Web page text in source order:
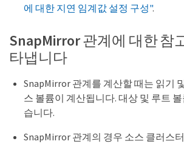
에 대한 지연 임계값 설정 구성".
SnapMirror 관계에 대한 참
타냅니다
SnapMirror 관계를 계산할 때는 읽기
스 볼륨이 계산됩니다. 대상 및 루트
습니다.
SnapMirror 관계의 경우 소스 클러스